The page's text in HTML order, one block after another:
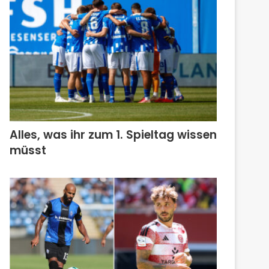
Alles, was ihr zum 1. Spieltag wissen
müsst